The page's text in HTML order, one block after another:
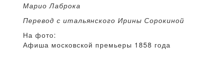
Марио Лаброка
Перевод с итальянского Ирины Сорокиной
На фото:
Афиша московской премьеры 1858 года